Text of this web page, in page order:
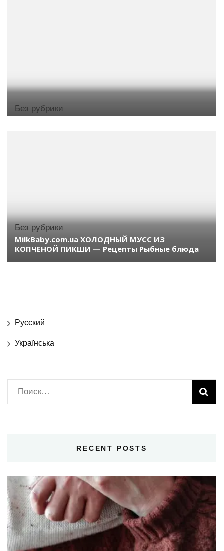
Без рубрики
Без рубрики
MilkBaby.com.ua ХОЛОДНЫЙ МУСС ИЗ
КОПЧЕНОЙ ПИКШИ — Рецепты Рыбные блюда
Русский
Українська
Найти:
RECENT POSTS